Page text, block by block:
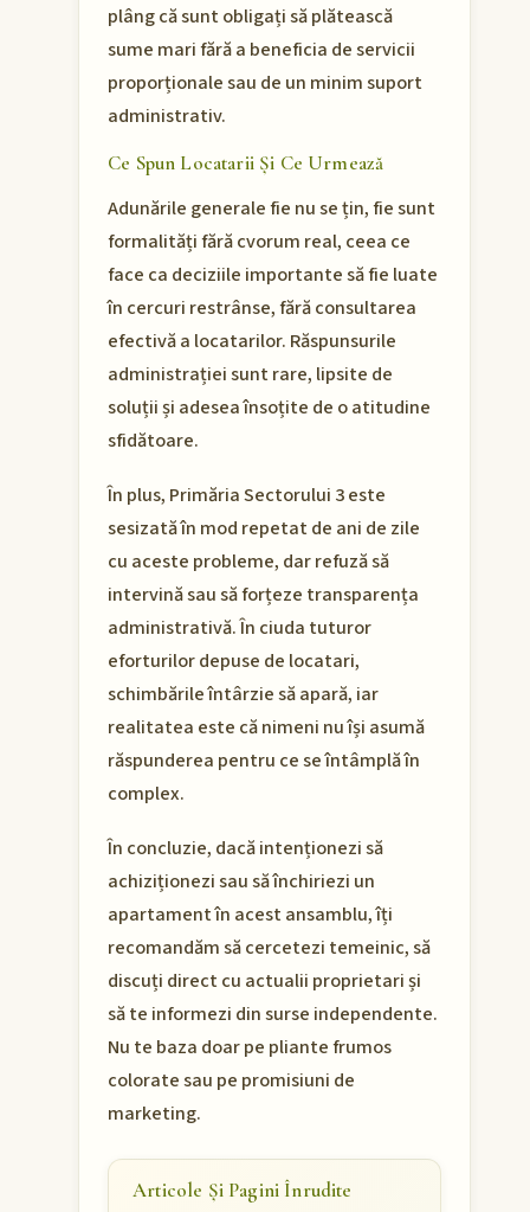
plâng că sunt obligați să plătească
sume mari fără a beneficia de servicii
proporționale sau de un minim suport
administrativ.
Ce Spun Locatarii Și Ce Urmează
Adunările generale fie nu se țin, fie sunt
formalități fără cvorum real, ceea ce
face ca deciziile importante să fie luate
în cercuri restrânse, fără consultarea
efectivă a locatarilor. Răspunsurile
administrației sunt rare, lipsite de
soluții și adesea însoțite de o atitudine
sfidătoare.
În plus, Primăria Sectorului 3 este
sesizată în mod repetat de ani de zile
cu aceste probleme, dar refuză să
intervină sau să forțeze transparența
administrativă. În ciuda tuturor
eforturilor depuse de locatari,
schimbările întârzie să apară, iar
realitatea este că nimeni nu își asumă
răspunderea pentru ce se întâmplă în
complex.
În concluzie, dacă intenționezi să
achiziționezi sau să închiriezi un
apartament în acest ansamblu, îți
recomandăm să cercetezi temeinic, să
discuți direct cu actualii proprietari și
să te informezi din surse independente.
Nu te baza doar pe pliante frumos
colorate sau pe promisiuni de
marketing.
Articole Și Pagini Înrudite